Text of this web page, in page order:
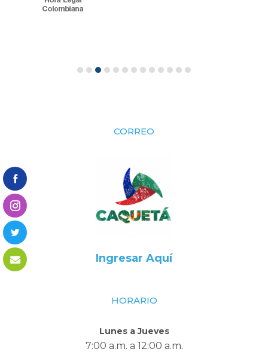
CORREO
Ingresar Aquí
HORARIO
Lunes a Jueves
7:00 a.m. a 12:00 a.m.